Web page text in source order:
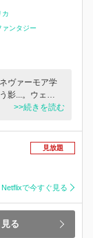
カ
ァンタジー
ヴァーモア学
影...。ウェ…
>>続きを読む
見放題
Netflixで今すぐ見る
る